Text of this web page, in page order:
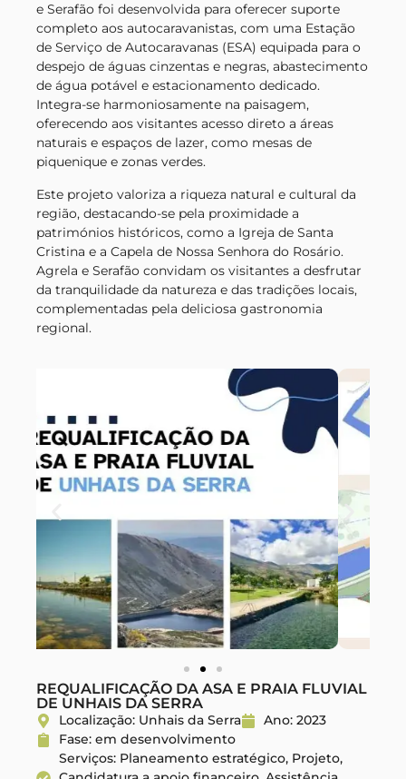
e Serafão foi desenvolvida para oferecer suporte
completo aos autocaravanistas, com uma Estação
de Serviço de Autocaravanas (ESA) equipada para o
despejo de águas cinzentas e negras, abastecimento
de água potável e estacionamento dedicado.
Integra-se harmoniosamente na paisagem,
oferecendo aos visitantes acesso direto a áreas
naturais e espaços de lazer, como mesas de
piquenique e zonas verdes.
Este projeto valoriza a riqueza natural e cultural da
região, destacando-se pela proximidade a
patrimónios históricos, como a Igreja de Santa
Cristina e a Capela de Nossa Senhora do Rosário.
Agrela e Serafão convidam os visitantes a desfrutar
da tranquilidade da natureza e das tradições locais,
complementadas pela deliciosa gastronomia
regional.
REQUALIFICAÇÃO DA ASA E PRAIA FLUVIAL
DE UNHAIS DA SERRA
Localização: Unhais da Serra
Ano: 2023
Fase: em desenvolvimento
Serviços: Planeamento estratégico, Projeto,